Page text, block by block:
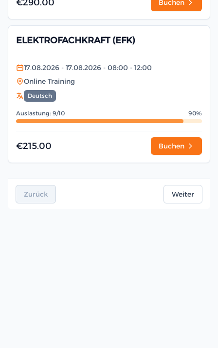
€290.00 Buchen
ELEKTROFACHKRAFT (EFK)
17.08.2026 - 17.08.2026 - 08:00 - 12:00
Online Training
Deutsch
Auslastung: 9/10 90%
€215.00 Buchen
Zurück Weiter